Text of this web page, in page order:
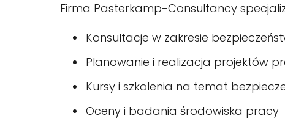
Firma Pasterkamp-Consultancy
Konsultacje w zakresie
Planowanie i realizacja projektów
Kursy i szkolenia na temat
Oceny i badania środowiska pracy